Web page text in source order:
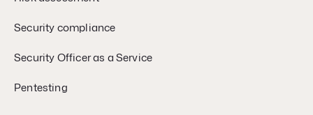
Security compliance
Security Officer as a Service
Pentesting